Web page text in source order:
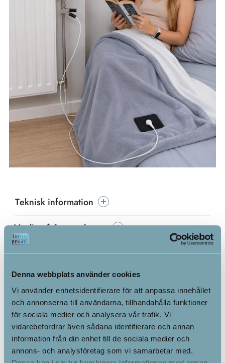
Denna webbplats använder cookies
Vi använder enhetsidentifierare för att anpassa innehållet
och annonserna till användarna, tillhandahålla funktioner
för sociala medier och analysera vår trafik. Vi
vidarebefordrar även sådana identifierare och annan
information från din enhet till de sociala medier och
annons- och analysföretag som vi samarbetar med.
Teknisk information
Vanliga frågor och svar